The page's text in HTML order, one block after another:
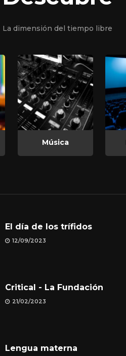
La dimensión del tiempo libre
Música
El día de los trífidos
12/09/2023
Critical - La Fundación
21/02/2023
Lengua materna